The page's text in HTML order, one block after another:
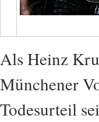
Als Heinz
Münchener
Todesurteil